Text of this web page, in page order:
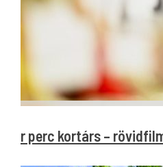
Pár perc kortárs –